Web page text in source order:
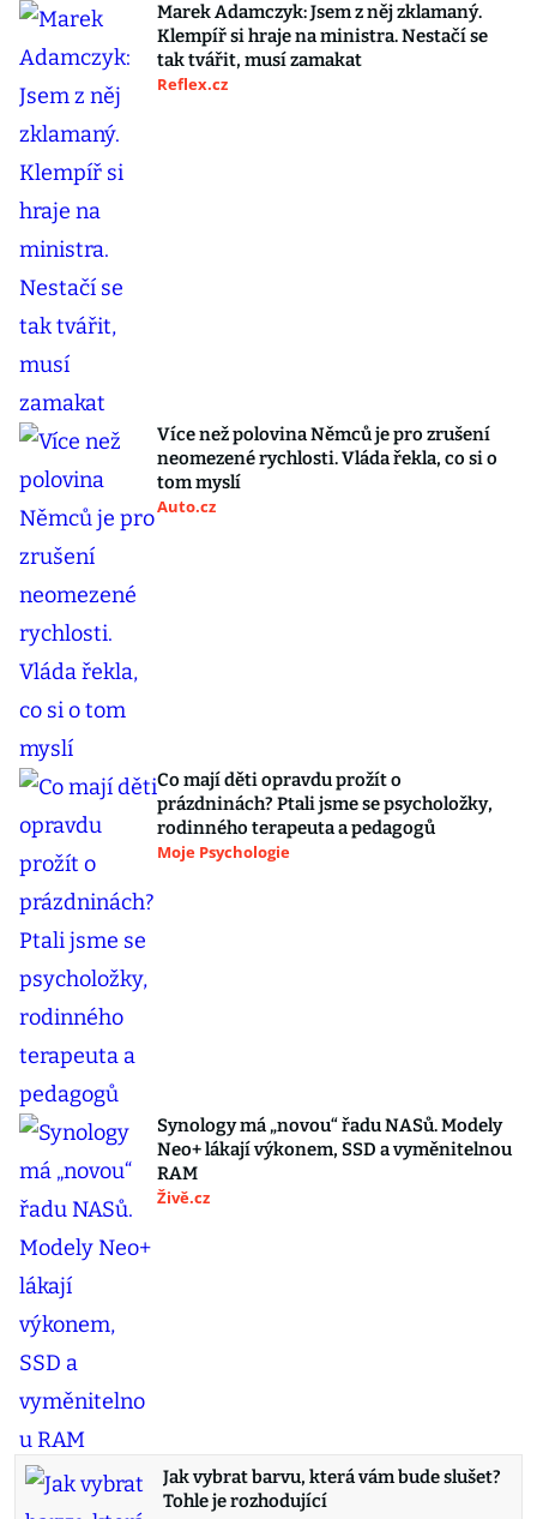
Marek Adamczyk: Jsem z něj zklamaný.
Klempíř si hraje na ministra. Nestačí se
tak tvářit, musí zamakat
Reflex.cz
Více než polovina Němců je pro zrušení
neomezené rychlosti. Vláda řekla, co si o
tom myslí
Auto.cz
Co mají děti opravdu prožít o
prázdninách? Ptali jsme se psycholožky,
rodinného terapeuta a pedagogů
Moje Psychologie
Synology má „novou“ řadu NASů. Modely
Neo+ lákají výkonem, SSD a vyměnitelnou
RAM
Živě.cz
Jak vybrat barvu, která vám bude slušet?
Tohle je rozhodující